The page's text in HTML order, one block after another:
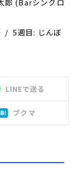
郎 (Barシンクロ
/ 5週目: じんぼ
LINEで送る
ブクマ